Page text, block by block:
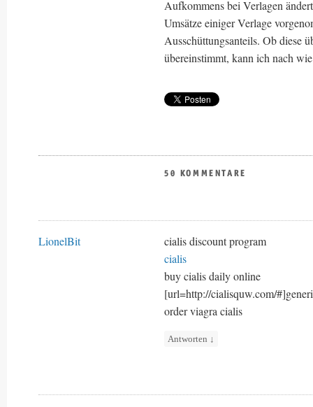
Aufkommens bei Verlagen
Umsätze einiger Verlage
Ausschüttungsanteils. Ob diese
übereinstimmt, kann ich nach
50 KOMMENTARE
LionelBit
cialis discount program
cialis
buy cialis daily online
[url=http://cialisquw.com/
order viagra cialis
Antworten ↓